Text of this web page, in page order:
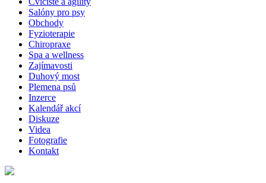
Salóny pro psy
Obchody
Fyzioterapie
Chiropraxe
Spa a wellness
Zajímavosti
Duhový most
Plemena psů
Inzerce
Kalendář akcí
Diskuze
Videa
Fotografie
Kontakt